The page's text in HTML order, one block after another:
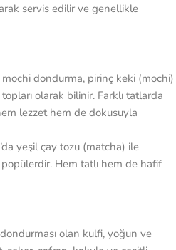
servis edilir ve genellikle
mochi dondurma, pirinç keki (mochi)
olarak bilinir. Farklı tatlarda
lezzet hem de dokusuyla
yeşil çay tozu (matcha) ile
Hem tatlı hem de hafif
olan kulfi, yoğun ve